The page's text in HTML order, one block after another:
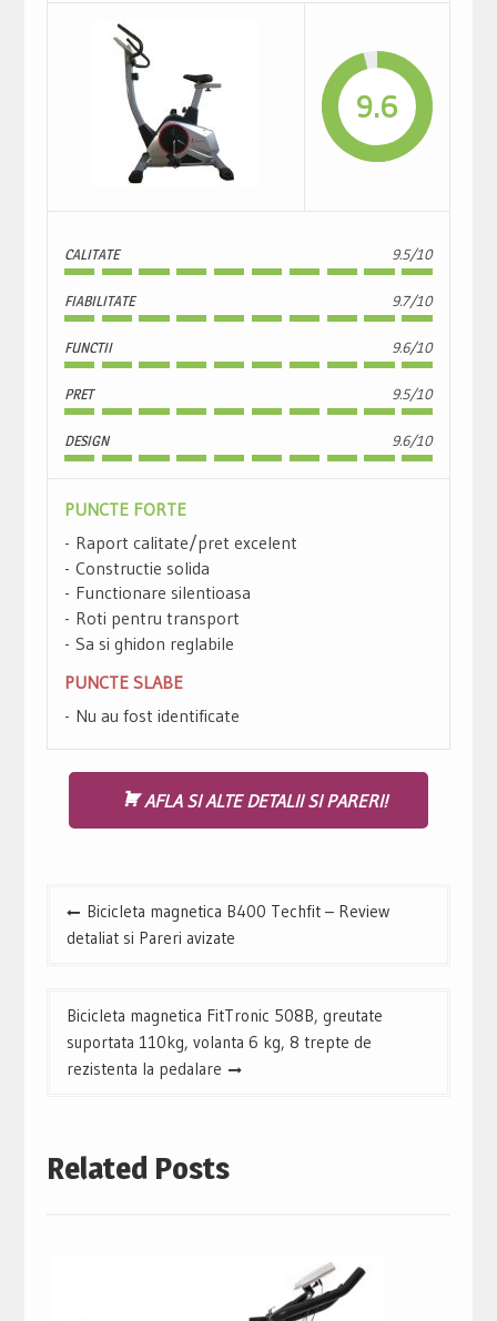
9.6
CALITATE 9.5/10
FIABILITATE 9.7/10
FUNCTII 9.6/10
PRET 9.5/10
DESIGN 9.6/10
PUNCTE FORTE
Raport calitate/pret excelent
Constructie solida
Functionare silentioasa
Roti pentru transport
Sa si ghidon reglabile
PUNCTE SLABE
Nu au fost identificate
AFLA SI ALTE DETALII SI PARERI!
Navigare
Bicicleta magnetica B400 Techfit – Review
detaliat si Pareri avizate
Bicicleta magnetica FitTronic 508B, greutate
suportata 110kg, volanta 6 kg, 8 trepte de
rezistenta la pedalare
Related Posts